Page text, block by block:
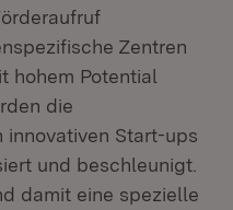
Zentren
hohem Potential
die
Start-ups
und beschleunigt.
damit eine spezielle